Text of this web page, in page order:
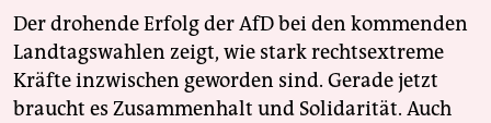
Der drohende Erfolg der AfD bei den kommenden
Landtagswahlen zeigt, wie stark rechtsextreme
Kräfte inzwischen geworden sind. Gerade jetzt
braucht es Zusammenhalt und Solidarität. Auch